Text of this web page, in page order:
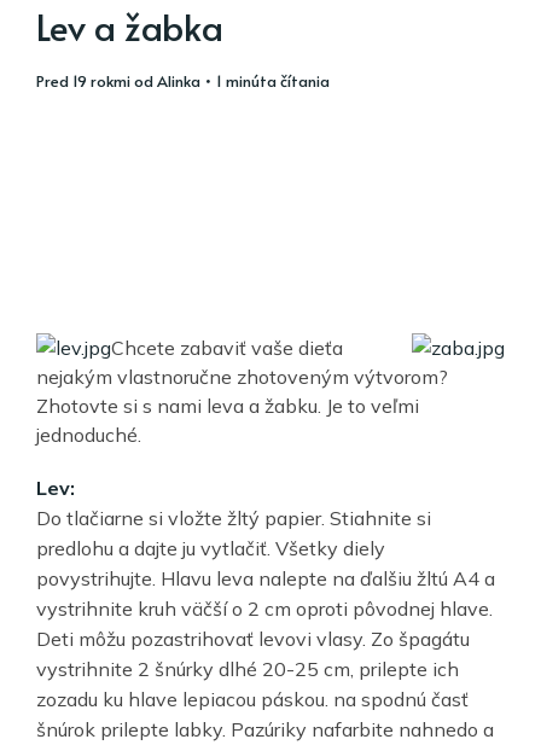
Lev a žabka
pred 19 rokmiodAlinka • 1 minúta čítania
Chcete zabaviť vaše dieťa
nejakým vlastnoručne zhotoveným výtvorom?
Zhotovte si s nami leva a žabku. Je to veľmi
jednoduché.
Lev:
Do tlačiarne si vložte žltý papier. Stiahnite si
predlohu a dajte ju vytlačiť. Všetky diely
povystrihujte. Hlavu leva nalepte na ďalšiu žltú A4 a
vystrihnite kruh väčší o 2 cm oproti pôvodnej hlave.
Deti môžu pozastrihovať levovi vlasy. Zo špagátu
vystrihnite 2 šnúrky dlhé 20-25 cm, prilepte ich
zozadu ku hlave lepiacou páskou. na spodnú časť
šnúrok prilepte labky. Pazúriky nafarbite nahnedo a